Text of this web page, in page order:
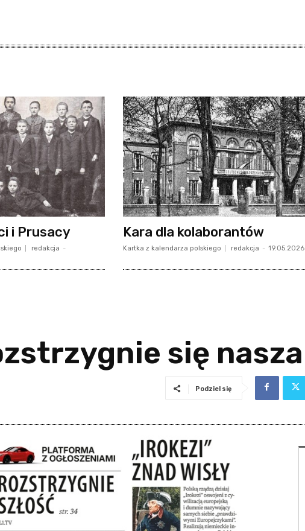
i Prusacy
redakcja -
Kara dla kolaborantów
Kartka z kalendarza polskiego redakcja - 19.05.2026